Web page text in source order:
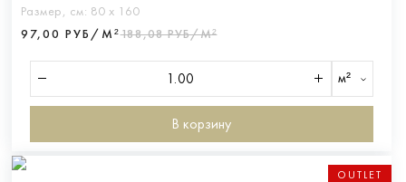
Размер, см: 80 х 160
97,00 РУБ/М²188,08 РУБ/М²
м²
В корзину
OUTLET